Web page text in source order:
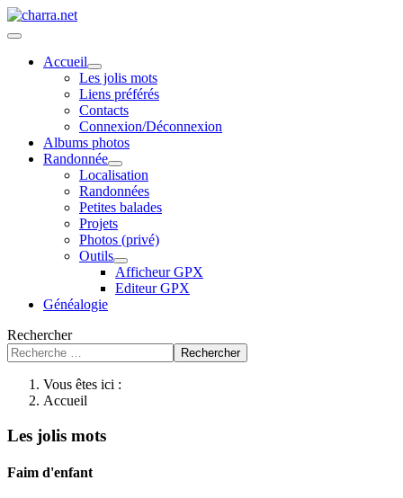
Accueil
Les jolis mots
Liens préférés
Contacts
Connexion/Déconnexion
Albums photos
Randonnée
Localisation
Randonnées
Petites balades
Projets
Photos (privé)
Outils
Afficheur GPX
Editeur GPX
Généalogie
Rechercher
Rechercher
Vous êtes ici :
Accueil
Les jolis mots
Faim d'enfant